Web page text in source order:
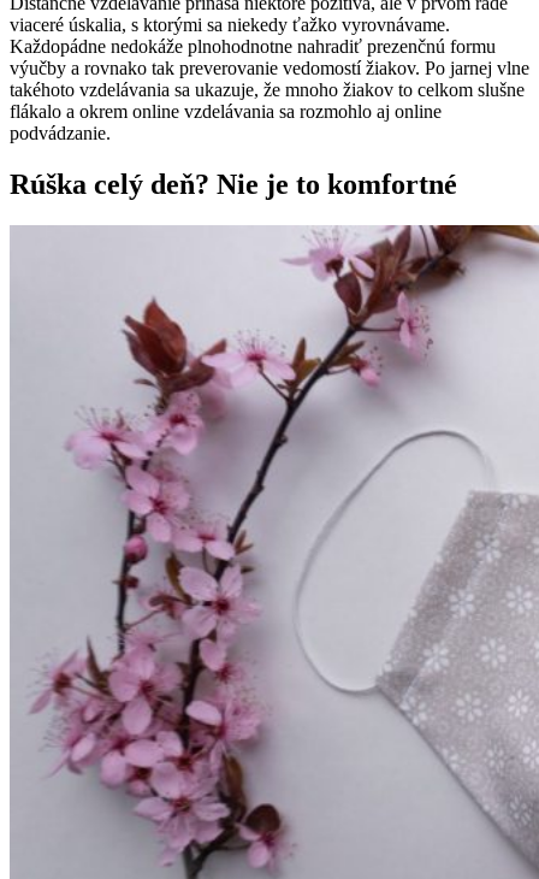
viaceré úskalia, s ktorými sa niekedy ťažko vyrovnávame.
Každopádne nedokáže plnohodnotne nahradiť prezenčnú formu
výučby a rovnako tak preverovanie vedomostí žiakov. Po jarnej vlne
takéhoto vzdelávania sa ukazuje, že mnoho žiakov to celkom slušne
flákalo a okrem online vzdelávania sa rozmohlo aj online
podvádzanie.
Rúška celý deň? Nie je to komfortné